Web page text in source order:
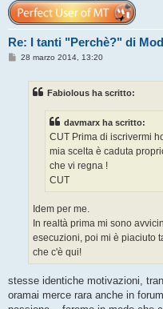
Re: I tanti "Perchè?" di
M28 marzo 2014, 13:20
Fabiolous ha scritto:
davmarx ha scritto:
CUT Prima di iscrivermi
mia scelta è caduta
che vi regna !
CUT
Idem per me.
In realtà prima mi sono
esecuzioni, poi mi è piaciuto
che c'è qui!
stesse identiche motivazioni,
oramai merce rara anche in